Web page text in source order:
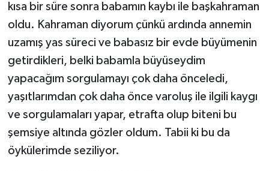
kısa bir süre sonra babamın kaybı ile başkahraman
oldu. Kahraman diyorum çünkü ardında annemin
uzamış yas süreci ve babasız bir evde büyümenin
getirdikleri, belki babamla büyüseydim
yapacağım sorgulamayı çok daha önceledi,
yaşıtlarımdan çok daha önce varoluş ile ilgili kaygı
ve sorgulamaları yapar, etrafta olup biteni bu
şemsiye altında gözler oldum. Tabii ki bu da
öykülerimde seziliyor.